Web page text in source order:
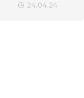
24.04.24